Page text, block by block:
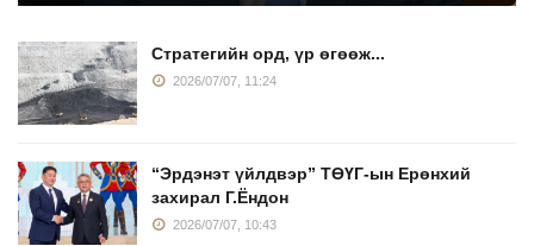
Стратегийн орд, үр өгөөж...
2026/07/07, 11:24
“Эрдэнэт үйлдвэр” ТӨҮГ-ын Ерөнхий
захирал Г.Ёндон
2026/07/07, 10:43